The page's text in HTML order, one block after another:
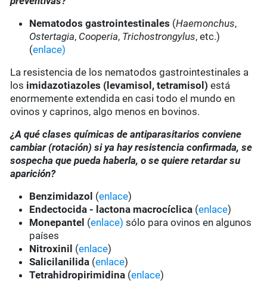
Nematodos gastrointestinales (Haemonchus,
Ostertagia, Cooperia, Trichostrongylus, etc.)
(enlace)
La resistencia de los nematodos gastrointestinales a
los imidazotiazoles (levamisol, tetramisol) está
enormemente extendida en casi todo el mundo en
ovinos y caprinos, algo menos en bovinos.
¿A qué clases químicas de antiparasitarios conviene
cambiar (rotación) si ya hay resistencia confirmada, se
sospecha que pueda haberla, o se quiere retardar su
aparición?
Benzimidazol (enlace)
Endectocida - lactona macrocíclica (enlace)
Monepantel (enlace) sólo para ovinos en algunos
países
Nitroxinil (enlace)
Salicilanilida (enlace)
Tetrahidropirimidina (enlace)